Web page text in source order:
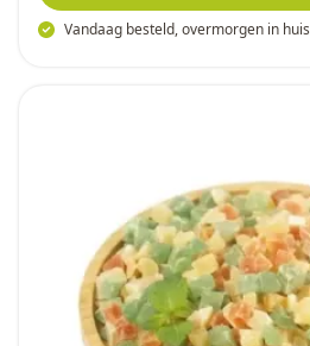
Vandaag besteld, overmorgen in huis